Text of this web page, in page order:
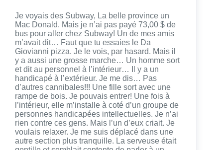
Je voyais des Subway, La belle province un
Mac Donald. Mais je n’ai pas payé 73,00 $ de
bus pour aller chez Subway! Un de mes amis
m’avait dit… Faut que tu essaies le Da
Giovianni pizza. Je le vois, par hasard. Mais il
y a aussi une grosse marche… Un homme sort
et dit au personnel à l’intérieur… Il y a un
handicapé à l’extérieur. Je me dis… Pas
d’autres cannibales!!! Une fille sort avec une
rampe de bois. Je pouvais entrer! Une fois à
l’intérieur, elle m’installe à coté d’un groupe de
personnes handicapées intellectuelles. Je n’ai
rien contre ces gens. Mais l’un d’eux criait. Je
voulais relaxer. Je me suis déplacé dans une
autre section plus tranquille. La serveuse était